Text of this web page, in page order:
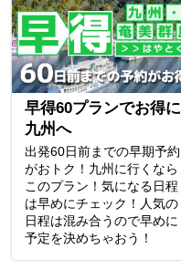
早得60プランでお得に
九州へ
出発60日前までの早期予約
がおトク！九州に行くなら
このプラン！気になる日程
は早めにチェック！人気の
日程は混み合うので早めに
予定を決めちゃおう！